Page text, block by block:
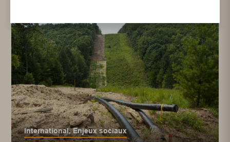
International,Enjeux sociaux